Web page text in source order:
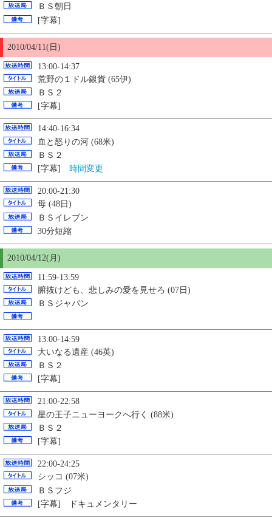
ＢＳ朝日
[字幕]
2010/04/11(日)
13:00-14:37
荒野の１ドル銀貨 (65伊)
ＢＳ２
[字幕]
14:40-16:34
血と怒りの河 (68米)
ＢＳ２
[字幕] 時間変更
20:00-21:30
母 (48日)
ＢＳイレブン
30分短縮
2010/04/12(月)
11:59-13:59
腑抜けども、悲しみの愛を見せろ (07日)
ＢＳジャパン
13:00-14:59
大いなる遺産 (46英)
ＢＳ２
[字幕]
21:00-22:58
星の王子ニューヨークへ行く (88米)
ＢＳ２
[字幕]
22:00-24:25
シッコ (07米)
ＢＳフジ
[字幕] ドキュメンタリー